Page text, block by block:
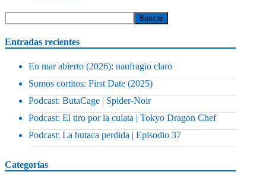
Entradas recientes
En mar abierto (2026): naufragio claro
Somos cortitos: First Date (2025)
Podcast: ButaCage | Spider-Noir
Podcast: El tiro por la culata | Tokyo Dragon Chef
Podcast: La butaca perdida | Episodio 37
Categorías